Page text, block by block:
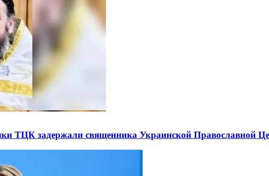
ТЦК задержали священника Украинской Православной